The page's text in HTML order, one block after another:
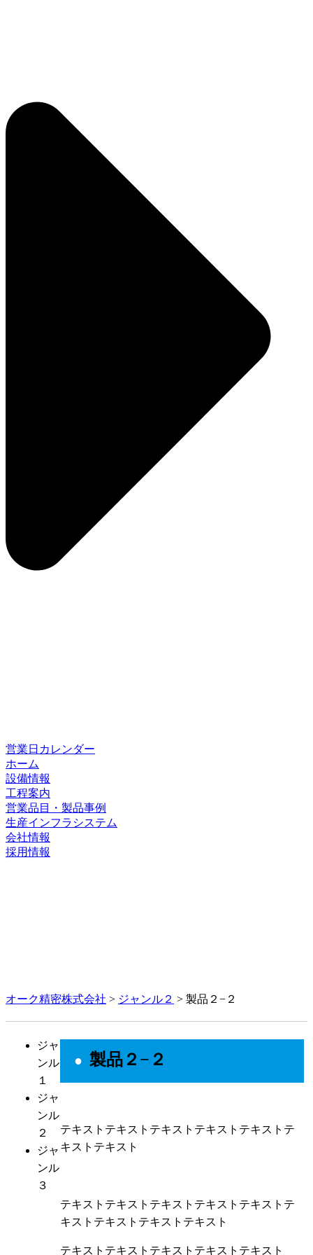
営業日カレンダー
ホーム
設備情報
工程案内
営業品目・製品事例
生産インフラシステム
会社情報
採用情報
オーク精密株式会社 > ジャンル２ > 製品２−２
ジャ
ンル
１
ジャ
ンル
２
ジャ
ンル
３
製品２−２
テキストテキストテキストテキストテキストテ
キストテキスト
テキストテキストテキストテキストテキストテ
キストテキストテキストテキスト
テキストテキストテキストテキストテキスト